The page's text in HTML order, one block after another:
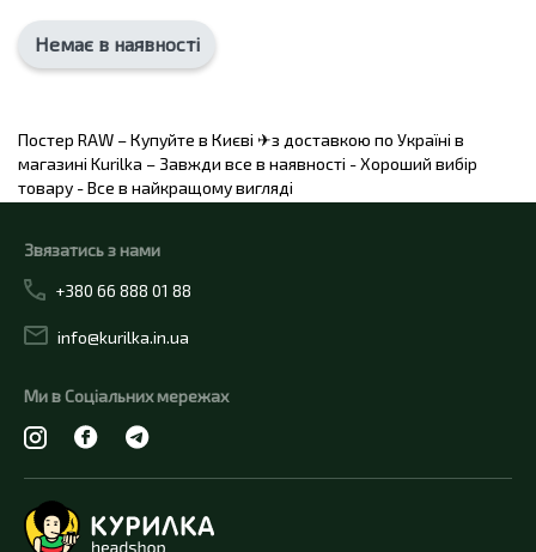
Немає в наявності
Постер RAW – Купуйте в Києві ✈з доставкою по Україні в
магазині Kurilka – Завжди все в наявності - Хороший вибір
товару - Все в найкращому вигляді
Звязатись з нами
+380 66 888 01 88
info@kurilka.in.ua
Ми в Соціальних мережах